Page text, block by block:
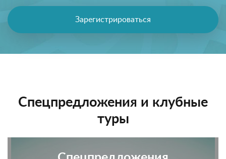
Зарегистрироваться
Спецпредложения и клубные
туры